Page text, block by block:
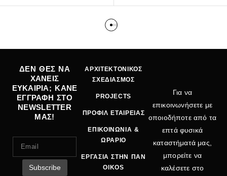
ΔΕΝ ΘΕΣ ΝΑ
ΧΑΝΕΙΣ
ΕΥΚΑΙΡΙΑ; ΚΑΝΕ
ΕΓΓΡΑΦΗ ΣΤΟ
NEWSLETTER
ΜΑΣ!
ΑΡΧΙΤΕΚΤΟΝΙΚΟΣ
ΣΧΕΔΙΑΣΜΟΣ
PROJECTS
ΠΡΟΦΙΛ ΕΤΑΙΡΕΙΑΣ
ΕΠΙΚΟΙΝΩΝΙΑ &
ΩΡΑΡΙΟ
ΕΡΓΑΣΙΑ ΣΤΗΝ ΠΑΝ
OIKOS
Για να
επικοινωνήσετε με
οποιοδήποτε από τα
επτά φυσικά
καταστήματά μας,
μπορείτε να
καλέσετε στο